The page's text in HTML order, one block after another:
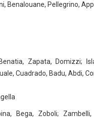
Benalouane, Pellegrino,
Zapata, Domizzi;
Cuadrado, Badu, Abdi,
Bega, Zoboli;